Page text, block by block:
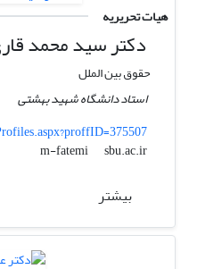
هیات تحریریه
دکتر سید محمد
حقوق بین الملل
استاد دانشگاه شهید بهشتی
m-fatemi
sbu.ac.ir
بیشتر